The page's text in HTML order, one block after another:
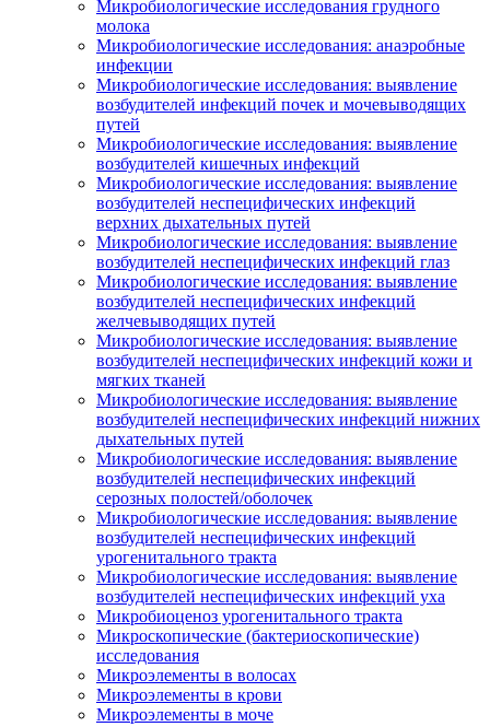
Микробиологические исследования грудного
молока
Микробиологические исследования: анаэробные
инфекции
Микробиологические исследования: выявление
возбудителей инфекций почек и мочевыводящих
путей
Микробиологические исследования: выявление
возбудителей кишечных инфекций
Микробиологические исследования: выявление
возбудителей неспецифических инфекций
верхних дыхательных путей
Микробиологические исследования: выявление
возбудителей неспецифических инфекций глаз
Микробиологические исследования: выявление
возбудителей неспецифических инфекций
желчевыводящих путей
Микробиологические исследования: выявление
возбудителей неспецифических инфекций кожи и
мягких тканей
Микробиологические исследования: выявление
возбудителей неспецифических инфекций нижних
дыхательных путей
Микробиологические исследования: выявление
возбудителей неспецифических инфекций
серозных полостей/оболочек
Микробиологические исследования: выявление
возбудителей неспецифических инфекций
урогенитального тракта
Микробиологические исследования: выявление
возбудителей неспецифических инфекций уха
Микробиоценоз урогенитального тракта
Микроскопические (бактериоскопические)
исследования
Микроэлементы в волосах
Микроэлементы в крови
Микроэлементы в моче